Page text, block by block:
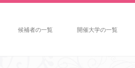
候補者の一覧 開催大学の一覧